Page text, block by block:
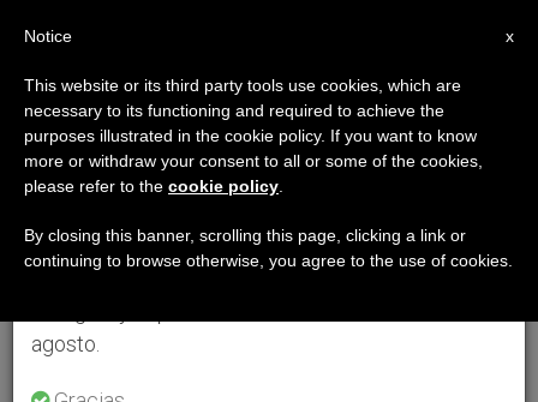
×
Aviso importante
Del 27 de julio al 7 de agosto haremos la pausa
anual, aprovechando que en el periodo de verano
se generan menos informaciones y también el
agosto.
x
Notice
This website or its third party tools use cookies, which are
necessary to its functioning and required to achieve the
purposes illustrated in the cookie policy. If you want to know
more or withdraw your consent to all or some of the cookies,
please refer to the cookie policy
By closing this banner, scrolling this page, clicking a link or
continuing to browse otherwise, you agree to the use of cookies.